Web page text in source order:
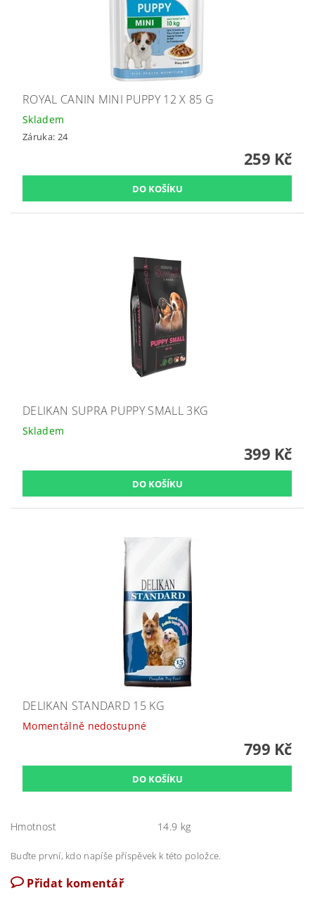
ROYAL CANIN MINI PUPPY 12 X 85 G
Skladem
Záruka: 24
259 Kč
DELIKAN SUPRA PUPPY SMALL 3KG
Skladem
399 Kč
DELIKAN STANDARD 15 KG
Momentálně nedostupné
799 Kč
Hmotnost 14.9 kg
Buďte první, kdo napíše příspěvek k této položce.
Přidat komentář